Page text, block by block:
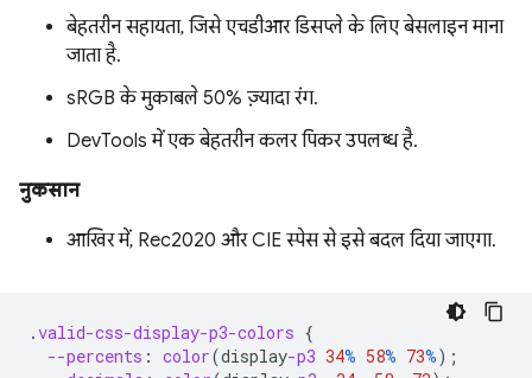
बेहतरीन सहायता, जिसे एचडीआर डिसप्ले के लिए बेसलाइन माना
जाता है.
sRGB के मुकाबले 50% ज़्यादा रंग.
DevTools में एक बेहतरीन कलर पिकर उपलब्ध है.
नुकसान
आखिर में, Rec2020 और CIE स्पेस से इसे बदल दिया जाएगा.
.valid-css-display-p3-colors {
--percents : color(display-p3 34% 58% 73%);